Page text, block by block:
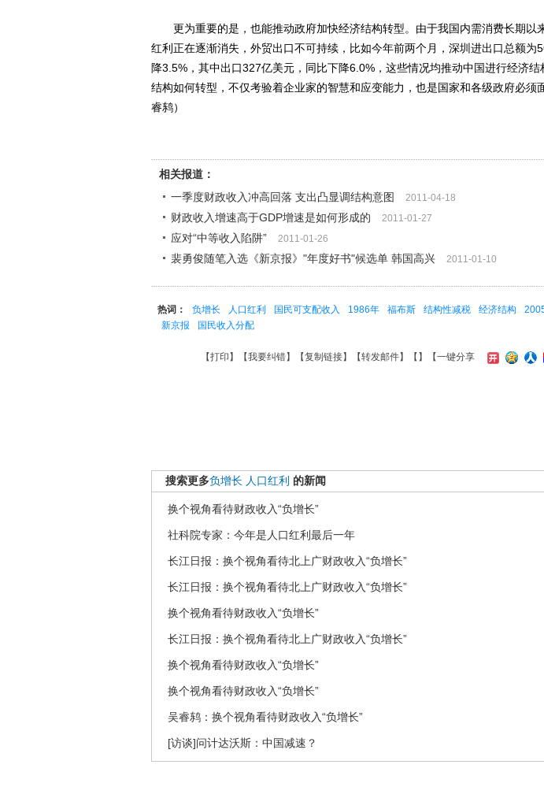
更为重要的是，也能推动政府加快经济结构转型。由于我国内需消费长期以
红利正在逐渐消失，外贸出口不可持续，比如今年前两个月，深圳进出口总额为
降3.5%，其中出口327亿美元，同比下降6.0%，这些情况均推动中国进行经济
结构如何转型，不仅考验着企业家的智慧和应变能力，也是国家和各级政府必须
睿鸫）
相关报道：
一季度财政收入冲高回落 支出凸显调结构意图
2011-04-18
财政收入增速高于GDP增速是如何形成的 2011-01-27
应对“中等收入陷阱” 2011-01-26
裴勇俊随笔入选《新京报》"年度好书"候选单 韩国高兴 2011-01-10
热词： 负增长 人口红利 国民可支配收入 1986年 福布斯 结构性减税 经济结构
新京报
国民收入分配
【打印 】【我要纠错】【复制链接】【转发邮件】【 】 【一键分享
搜索更多负增长 人口红利 的新闻
换个视角看待财政收入“负增长”
社科院专家：今年是人口红利最后一年
长江日报：换个视角看待北上广财政收入“负增长”
长江日报：换个视角看待北上广财政收入“负增长”
换个视角看待财政收入“负增长”
长江日报：换个视角看待北上广财政收入“负增长”
换个视角看待财政收入“负增长”
换个视角看待财政收入“负增长”
吴睿鸫：换个视角看待财政收入“负增长”
[访谈]问计达沃斯：中国减速？